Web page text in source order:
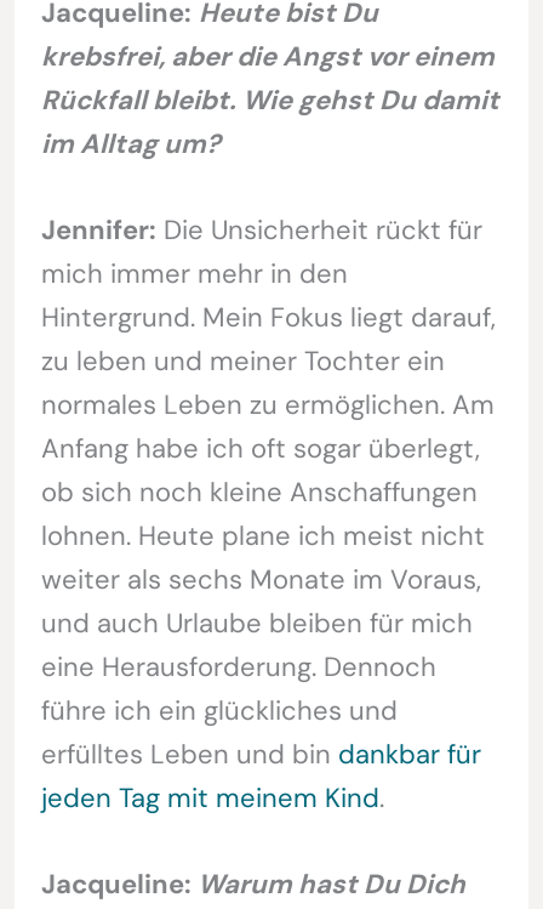
Jacqueline: Heute bist Du
krebsfrei, aber die Angst vor einem
Rückfall bleibt. Wie gehst Du damit
im Alltag um?
Jennifer: Die Unsicherheit rückt für
mich immer mehr in den
Hintergrund. Mein Fokus liegt darauf,
zu leben und meiner Tochter ein
normales Leben zu ermöglichen. Am
Anfang habe ich oft sogar überlegt,
ob sich noch kleine Anschaffungen
lohnen. Heute plane ich meist nicht
weiter als sechs Monate im Voraus,
und auch Urlaube bleiben für mich
eine Herausforderung. Dennoch
führe ich ein glückliches und
erfülltes Leben und bin dankbar für
jeden Tag mit meinem Kind.
Jacqueline: Warum hast Du Dich